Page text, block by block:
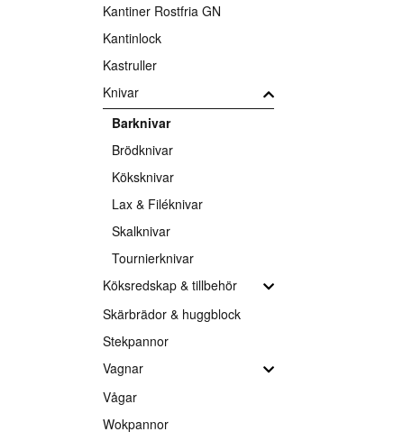
Kantiner Rostfria GN
Kantinlock
Kastruller
Knivar
Barknivar
Brödknivar
Köksknivar
Lax & Filéknivar
Skalknivar
Tournierknivar
Köksredskap & tillbehör
Skärbrädor & huggblock
Stekpannor
Vagnar
Vågar
Wokpannor